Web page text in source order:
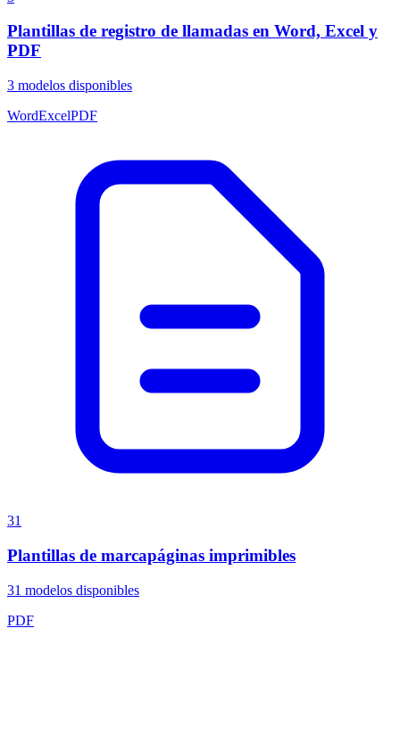
Plantillas de registro de llamadas en Word, Excel y
PDF
3 modelos disponibles
WordExcelPDF
31
Plantillas de marcapáginas imprimibles
31 modelos disponibles
PDF